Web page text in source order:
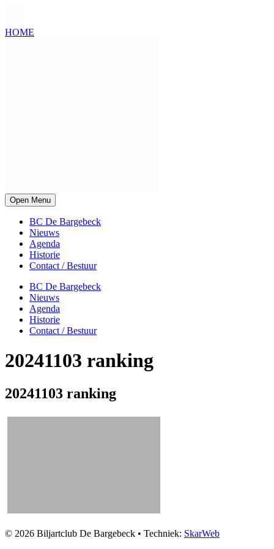
HOME
Open Menu
BC De Bargebeck
Nieuws
Agenda
Historie
Contact / Bestuur
BC De Bargebeck
Nieuws
Agenda
Historie
Contact / Bestuur
20241103 ranking
20241103 ranking
© 2026 Biljartclub De Bargebeck • Techniek: SkarWeb